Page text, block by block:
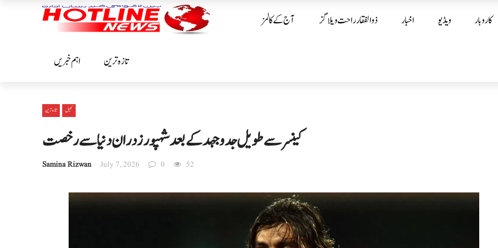
آج کے کالمز ذوالفقار راحت ویلاگز اخبار ویڈیو کاروبار
اہم خبریں تازہ ترین
تازہ ترین کھیل
کینسر سے طویل جدوجہد کے بعد شہپور زدران دنیا سے رخصت
Samina Rizwan July 7, 2026 0 52